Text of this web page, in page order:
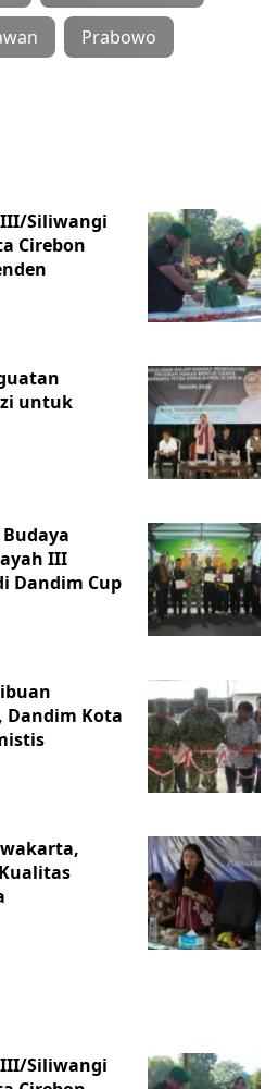
Prabowo
III/Siliwangi
Cirebon
untuk
III
Dandim Cup
Dandim Kota
III/Siliwangi